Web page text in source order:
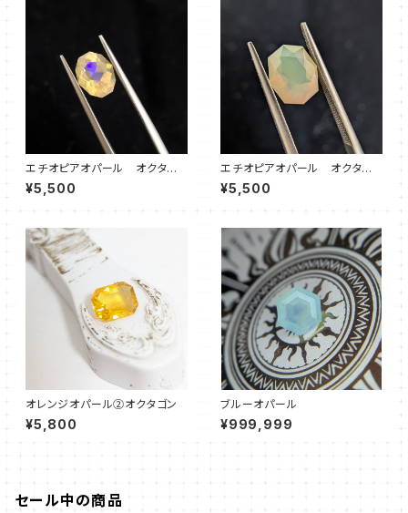
エチオピアオパール オクタゴ
ン③
¥5,500
エチオピアオパール オクタゴ
ン①
¥5,500
オレンジオパール②オクタゴン
¥5,800
ブルーオパール
¥999,999
セール中の商品